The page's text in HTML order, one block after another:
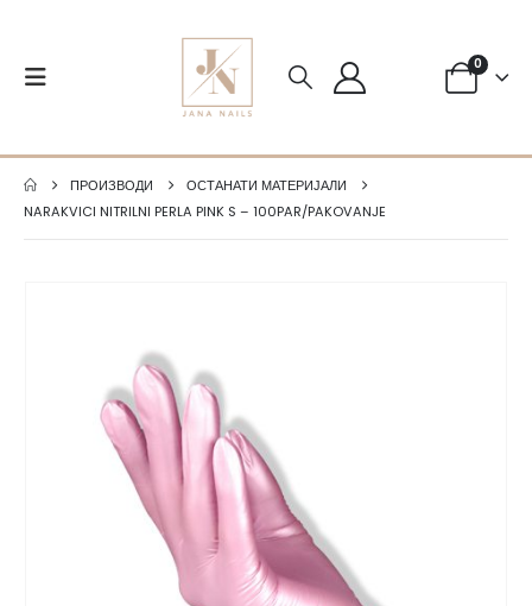
0
ПРОИЗВОДИ
ОСТАНАТИ МАТЕРИЈАЛИ
NARAKVICI NITRILNI PERLA PINK S – 100PAR/PAKOVANJE